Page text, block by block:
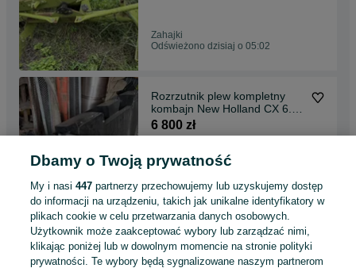
Zahajki
Odświeżono dzisiaj o 05:02
Rozrzutnik plew kompletny
kombajn New Holland CX 6.80
inne
6 800 zł
Zahajki
Odświeżono dzisiaj o 05:02
Siłownik podnoszenia heder
kombajn Deutz Fahr M 2680
2780 inne
1 400 zł
Dbamy o Twoją prywatność
My i nasi447 partnerzy przechowujemy lub uzyskujemy dostęp
do informacji na urządzeniu, takich jak unikalne identyfikatory w
plikach cookie w celu przetwarzania danych osobowych.
Użytkownik może zaakceptować wybory lub zarządzać nimi,
klikając poniżej lub w dowolnym momencie na stronie polityki
prywatności. Te wybory będą sygnalizowane naszym partnerom